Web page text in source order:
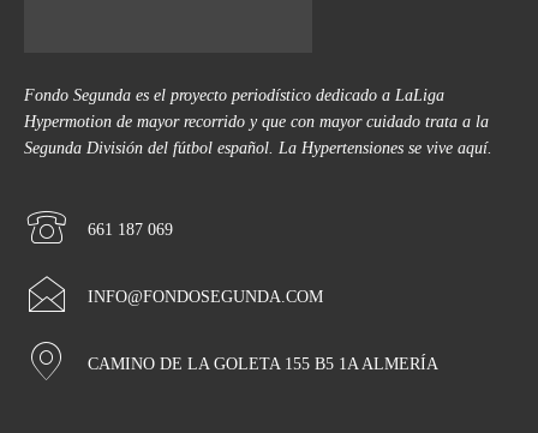
Fondo Segunda es el proyecto periodístico dedicado a LaLiga
Hypermotion de mayor recorrido y que con mayor cuidado trata a la
Segunda División del fútbol español. La Hypertensiones se vive aquí.
661 187 069
INFO@FONDOSEGUNDA.COM
CAMINO DE LA GOLETA 155 B5 1A ALMERÍA